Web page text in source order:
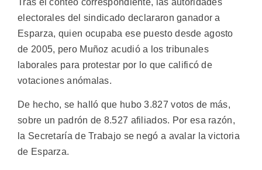
electorales del sindicado declararon ganador a
Esparza, quien ocupaba ese puesto desde agosto
de 2005, pero Muñoz acudió a los tribunales
laborales para protestar por lo que calificó de
votaciones anómalas.
De hecho, se halló que hubo 3.827 votos de más,
sobre un padrón de 8.527 afiliados. Por esa razón,
la Secretaría de Trabajo se negó a avalar la victoria
de Esparza.